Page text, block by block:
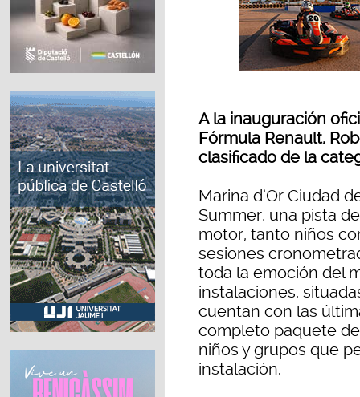
A la inauguración
Fórmula Renault,
clasificado de la
Marina d’Or Ciudad
Summer, una pista
motor, tanto niños
sesiones
toda la emoción del
instalaciones,
cuentan con las
completo paquete
niños y grupos que
instalación.